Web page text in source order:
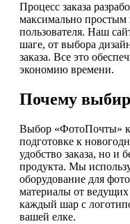
Процесс заказа
максимально
пользователя. Наш
шаге, от выбора
заказа. Все это
экономию времени.
Почему
Выбор «ФотоПочты»
подготовке к
удобство заказа, но и
продукта. Мы
оборудование для
материалы от
каждый шар с
вашей елке.